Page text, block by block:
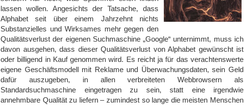
lassen wollen. Angesichts der Tatsache, dass
Alphabet seit über einem Jahrzehnt nichts
Substanzielles und Wirksames mehr gegen den
Qualitätsverlust der eigenen Suchmaschine „Google“ unternimmt, muss ich
davon ausgehen, dass dieser Qualitätsverlust von Alphabet gewünscht ist
oder billigend in Kauf genommen wird. Es reicht ja für das verachtenswerte
eigene Geschäftsmodell mit Reklame und Überwachungsdaten, sein Geld
dafür auszugeben, in allen verbreiteten Webbrowsern als
Standardsuchmaschine eingetragen zu sein, statt eine irgendwie
annehmbare Qualität zu liefern – zumindest so lange die meisten Menschen